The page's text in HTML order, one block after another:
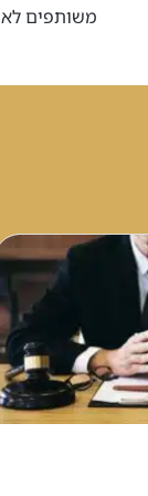
משותפים לא